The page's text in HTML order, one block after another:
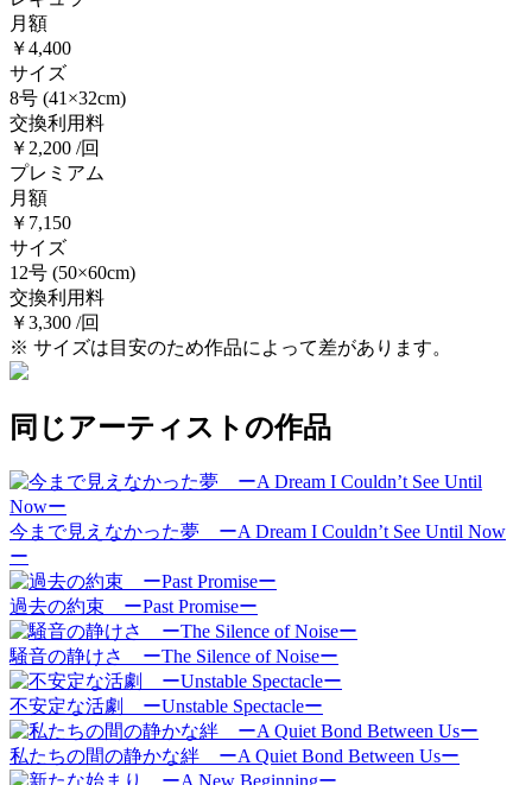
月額
￥4,400
サイズ
8号 (41×32cm)
交換利用料
￥2,200 /回
プレミアム
月額
￥7,150
サイズ
12号 (50×60cm)
交換利用料
￥3,300 /回
※ サイズは目安のため作品によって差があります。
同じアーティストの作品
今まで見えなかった夢 ーA Dream I Couldn’t See Until Now
ー
過去の約束 ーPast Promiseー
騒音の静けさ ーThe Silence of Noiseー
不安定な活劇 ーUnstable Spectacleー
私たちの間の静かな絆 ーA Quiet Bond Between Usー